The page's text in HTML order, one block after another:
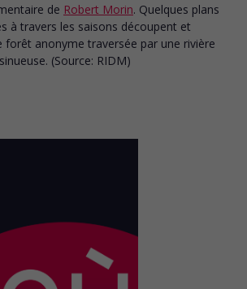
de Robert Morin. Quelques plans
à travers les saisons découpent et
forêt anonyme traversée par une rivière
sinueuse. (Source: RIDM)